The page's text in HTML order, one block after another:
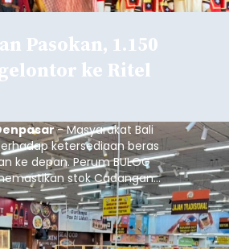
Pasokan, 1.150
ke Ritel
- Masyarakat Bali
ketersediaan beras
ke depan. Perum BULOG
stok Cadangan
masih dalam kondisi
mampu memenuhi
hingga sekitar 10 bulan.